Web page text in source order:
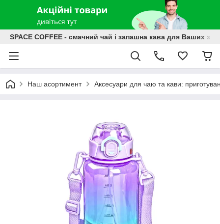
SPACE COFFEE - смачний чай і запашна кава для Ваших
Наш асортимент Аксесуари для чаю та кави: